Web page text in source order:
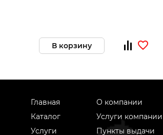
В корзину
Главная
Каталог
Услуги
О компании
Услуги компании
Пункты выдачи